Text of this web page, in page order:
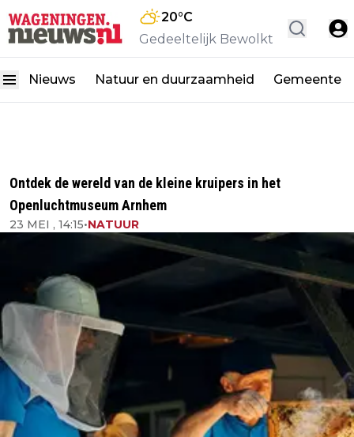
20°C
Gedeeltelijk Bewolkt
Nieuws Natuur en duurzaamheid Gemeente
Ontdek de wereld van de kleine kruipers in het
Openluchtmuseum Arnhem
23 MEI , 14:15•NATUUR